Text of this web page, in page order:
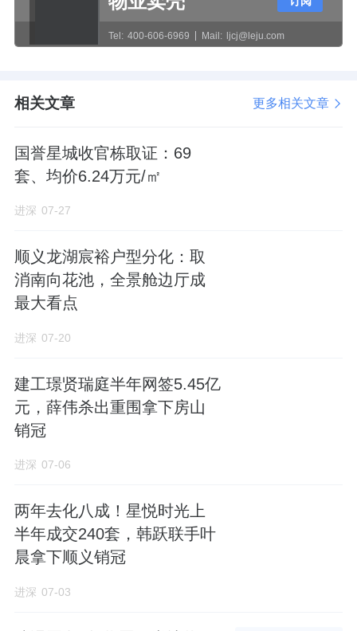
326㎡户型，层高3.6米。
据了解，梧桐府6个主力户型分别是168㎡、
户型，纯改善项目。
它在户型设计上中规中矩，没有创新，全是四
叶草。以174平-205平-222平三个户型面积段
174平除了有双阳台，它的南向主卧和次卧还
赠送了飘窗。但该户型也有一个bug，大门冲
性不足，风水上也是大忌。
205平、222平户型面积更大，但南向次卧却不
赠送飘窗了。
这两个大户型跟174平的区别包括，从一梯两
此外南向次卧多了一个卫生间，但是暗卫。
令人不解的是，都大平层豪宅了，
Tel: 400-606-6969 Mail: ljcj@leju.com
相关文章 更多相关文章
国誉星城收官栋取证：69
套、均价6.24万元/㎡
进深 07-27
顺义龙湖宸裕户型分化：取
消南向花池，全景舱边厅成
最大看点
进深 07-20
建工璟贤瑞庭半年网签5.45亿
元，薛伟杀出重围拿下房山
销冠
进深 07-06
两年去化八成！星悦时光上
半年成交240套，韩跃联手叶
晨拿下顺义销冠
进深 07-03